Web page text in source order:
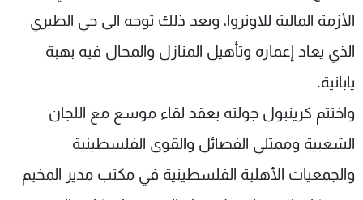
الأزمة المالية للاونروا، وبعد ذلك توجه الى حي الطيري
الذي يعاد إعماره وتأهيل المنازل والمحال فيه بهبة
يابانية.
واختتم كرينبول جولته بعقد لقاء موسع مع اللجان
الشعبية وممثلي الفصائل والقوى الفلسطينية
والجمعيات الأهلية الفلسطينية في مكتب مدير المخيم